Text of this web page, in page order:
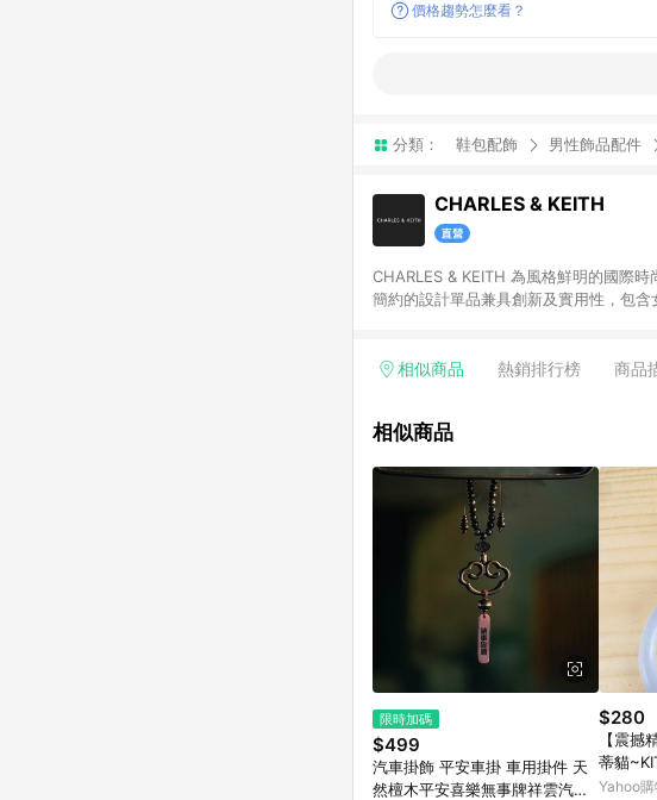
價格趨勢怎麼看？
分類： 鞋包配飾 男性飾品配件
CHARLES & KEITH
CHARLES & KEITH 為風格鮮明的國際
簡約的設計單品兼具創新及實用性，包
相似商品 熱銷排行榜 商品
相似商品
限時加碼
$499
汽車掛飾 平安車掛 車用掛件 天
然檀木平安喜樂無事牌祥雲汽車
$280
【震
蒂貓
H
Yahoo